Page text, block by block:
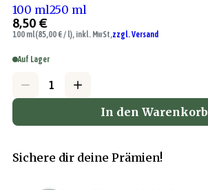
100 ml250 ml
8,50 €
100 ml(85,00 € / l), inkl. MwSt,zzgl. Versand
Auf Lager
In den Warenkorb
Sichere dir deine Prämien!